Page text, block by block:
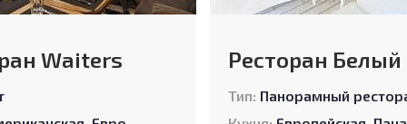
Waiters Ресторан Белый
Тип: Панорамный